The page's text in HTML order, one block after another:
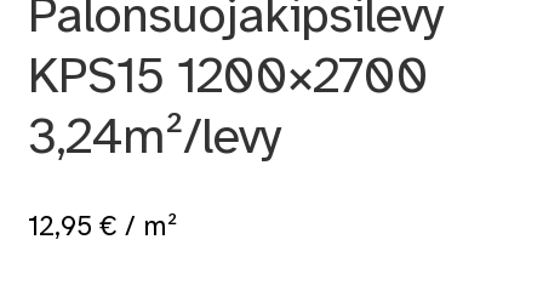
Palonsuojakipsilevy
KPS15 1200×2700
3,24m²/levy
12,95 € / m²